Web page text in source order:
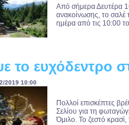
Από σήμερα Δευτέρα
ανακοίνωσης, το σαλέ
ημέρα από τις 10:00
το ευχόδεντρο
2019 10:00
Πολλοί επισκέπτες
Σελίου για τη
Όμιλο. Το ζεστό